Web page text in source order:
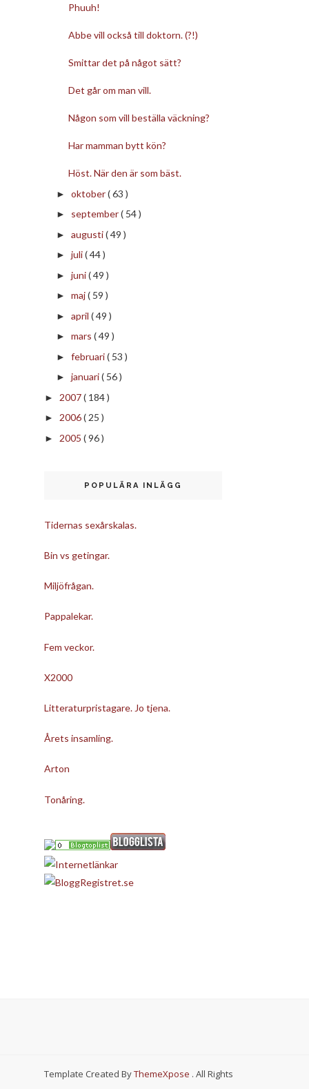
Phuuh!
Abbe vill också till doktorn. (?!)
Smittar det på något sätt?
Det går om man vill.
Någon som vill beställa väckning?
Har mamman bytt kön?
Höst. När den är som bäst.
► oktober( 63 )
► september( 54 )
► augusti( 49 )
► juli( 44 )
► juni( 49 )
► maj( 59 )
► april ( 49 )
► mars ( 49 )
► februari( 53 )
► januari( 56 )
► 2007( 184 )
► 2006( 25 )
► 2005 ( 96 )
POPULÄRA INLÄGG
Tidernas sexårskalas.
Bin vs getingar.
Miljöfrågan.
Pappalekar.
Fem veckor.
X2000
Litteraturpristagare. Jo tjena.
Årets insamling.
Arton
Tonåring.
Template Created ByThemeXpose . All Rights